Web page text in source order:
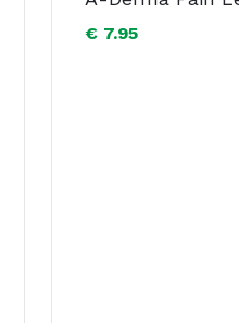
€ 7.95